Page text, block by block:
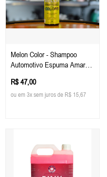
Melon Color - Shampoo
Automotivo Espuma Amarela
R$ 47,00
ou em 3x sem juros de R$ 15,67